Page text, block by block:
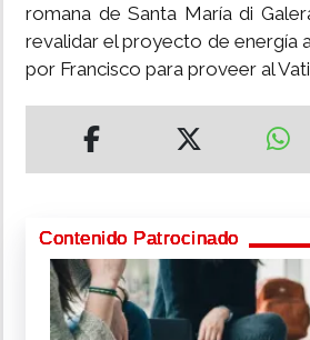
romana de Santa María di
revalidar el proyecto de energía
por Francisco para proveer al
Contenido Patrocinado